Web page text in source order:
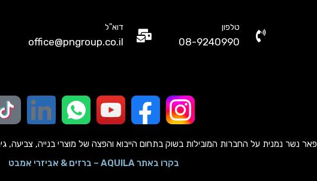
טלפון
08-9240990
דוא"ל
office@pngroup.co.il
פאר נשר נמנית על החברות המובילות בשוק בתחום הייבוא והפצה של מוצרי בנייה, צביעה, גימור
בקרו באתר AQUILA – ברזים & אביזרי אמבט